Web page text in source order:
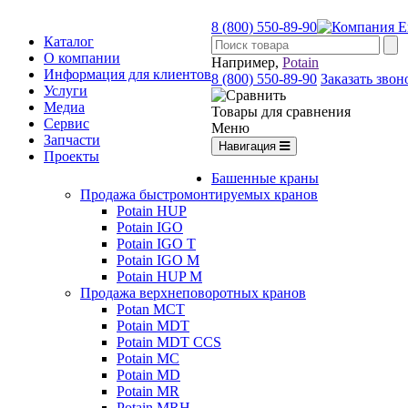
Каталог
О компании
Информация для клиентов
Услуги
Медиа
Сервис
Запчасти
Проекты
8 (800) 550-89-90
Например, Potain
8 (800) 550-89-90 Заказать
Товары для сравнения
Меню
Навигация
Башенные краны
Продажа быстромонтируемых кранов
Potain HUP
Potain IGO
Potain IGO T
Potain IGO M
Potain HUP M
Продажа верхнеповоротных кранов
Potan MCT
Potain MDT
Potain MDT CCS
Potain MC
Potain MD
Potain MR